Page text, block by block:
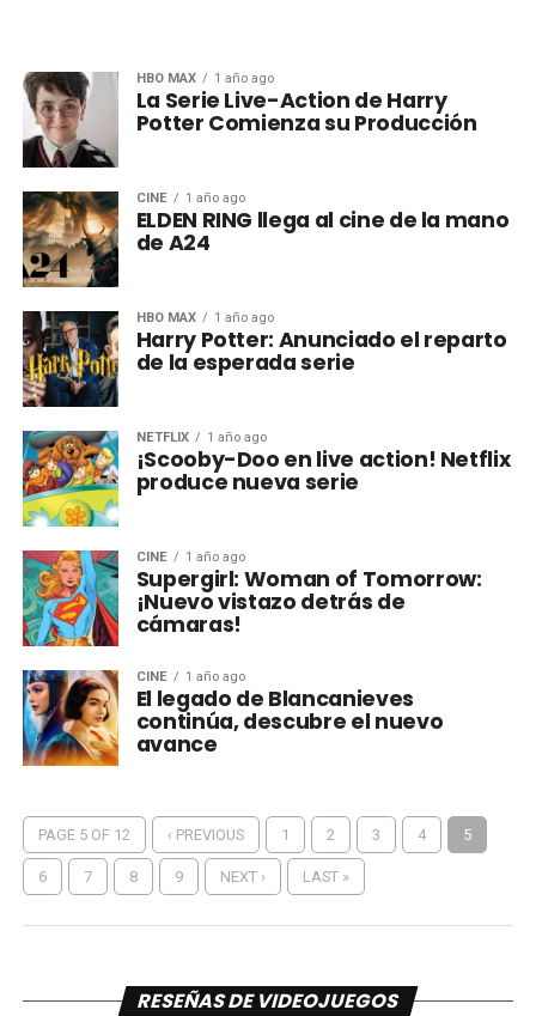
HBO MAX 1 año ago
La Serie Live-Action de Harry
Potter Comienza su Producción
CINE 1 año ago
ELDEN RING llega al cine de la mano
de A24
HBO MAX 1 año ago
Harry Potter: Anunciado el reparto
de la esperada serie
NETFLIX 1 año ago
¡Scooby-Doo en live action! Netflix
produce nueva serie
CINE 1 año ago
Supergirl: Woman of Tomorrow:
¡Nuevo vistazo detrás de
cámaras!
CINE 1 año ago
El legado de Blancanieves
continúa, descubre el nuevo
avance
PAGE 5 OF 12 ‹ PREVIOUS 1 2 3 4 5
6 7 8 9 NEXT › LAST »
RESEÑAS DE VIDEOJUEGOS